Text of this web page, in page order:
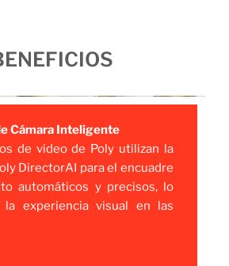
Cámara Inteligente
de video de Poly utilizan la
DirectorAI para el encuadre
automáticos y precisos, lo
la experiencia visual en las